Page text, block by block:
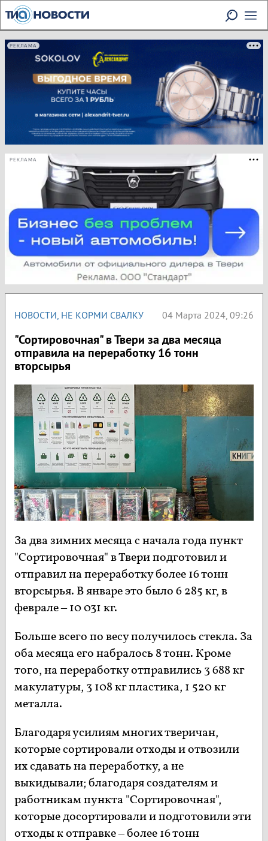
РЕКЛАМА
РЕКЛАМА
НОВОСТИ, НЕ КОРМИ СВАЛКУ 04 Марта 2024, 09:26
"Сортировочная" в Твери за два месяца
отправила на переработку 16 тонн
вторсырья
За два зимних месяца с начала года пункт
"Сортировочная" в Твери подготовил и
отправил на переработку более 16 тонн
вторсырья. В январе это было 6 285 кг, в
феврале – 10 031 кг.
Больше всего по весу получилось стекла. За
оба месяца его набралось 8 тонн. Кроме
того, на переработку отправились 3 688 кг
макулатуры, 3 108 кг пластика, 1 520 кг
металла.
Благодаря усилиям многих тверичан,
которые сортировали отходы и отвозили
их сдавать на переработку, а не
выкидывали; благодаря создателям и
работникам пункта "Сортировочная",
которые досортировали и подготовили эти
отходы к отправке – более 16 тонн